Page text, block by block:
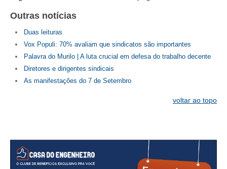
AUTÔNOMOS E SERVIÇOS
NEWSLETTER
GUIA DAS ENGENHARIAS
CONTATO
SEESP EDUCAÇÃO
PLATAFORMAS GRATUITAS
Outras notícias
Duas leituras
Vox Populi: 70% avaliam que sindicatos são importantes
Palavra do Murilo | A luta crucial em defesa do trabalho decente
Diretores e dirigentes sindicais
As manifestações do 7 de Setembro
voltar ao topo